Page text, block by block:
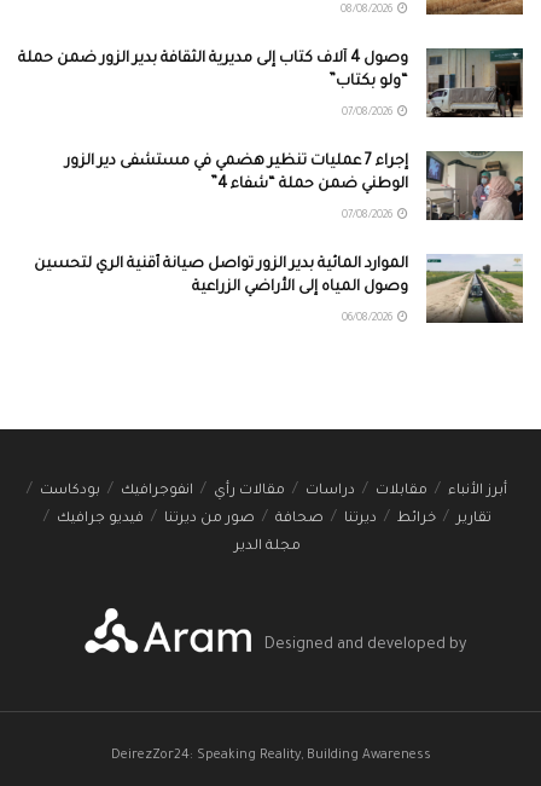
وصول 4 آلاف كتاب إلى مديرية الثقافة بدير الزور ضمن حملة
“ولو بكتاب”
إجراء 7 عمليات تنظير هضمي في مستشفى دير الزور
الوطني ضمن حملة “شفاء 4”
الموارد المائية بدير الزور تواصل صيانة أقنية الري لتحسين
وصول المياه إلى الأراضي الزراعية
أبرز الأنباء مقابلات دراسات مقالات رأي انفوجرافيك
بودكاست
تقارير
خرائط ديرتنا صحافة صور من ديرتنا
فيديو جرافيك
مجلة الدير
Designed and developed by
DeirezZor24: Speaking Reality, Building Awareness